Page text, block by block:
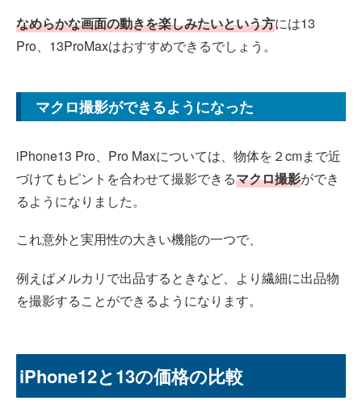
なめらかな画面の動きを楽しみたいという方には13
Pro、13ProMaxはおすすめできるでしょう。
マクロ撮影ができるようになった
iPhone13 Pro、Pro Maxについては、物体を２cmまで近
づけてもピントを合わせて撮影できるマクロ撮影ができ
るようになりました。
これ意外と実用性の大きい機能の一つで、
例えばメルカリで出品するときなど、より繊細に出品物
を撮影することができるようになります。
iPhone12と13の価格の比較